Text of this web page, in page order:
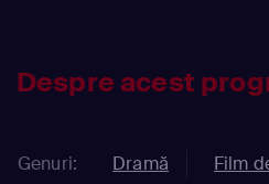
Despre acest
Genuri: Dramă Film